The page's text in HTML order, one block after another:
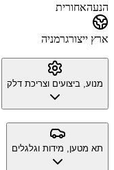
הנעהאחורית
ארץ ייצורגרמניה
מנוע, ביצועים וצריכת דלק
תא מטען, מידות וגלגלים